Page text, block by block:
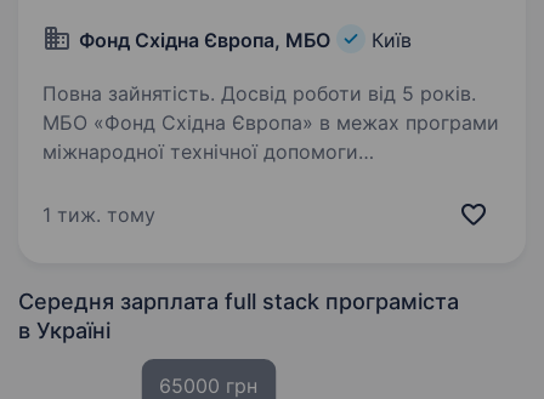
Фонд Східна Європа, МБО Київ
Повна зайнятість. Досвід роботи від 5 років.
МБО «Фонд Східна Європа» в межах програми
міжнародної технічної допомоги
та прозорості» (UK DIGIT), що фінансується
1 тиж. тому
Середня зарплата full stack програміста
в Україні
65000 грн